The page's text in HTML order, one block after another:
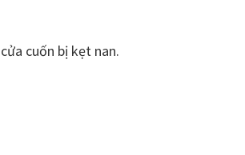
cuốn bị kẹt nan.